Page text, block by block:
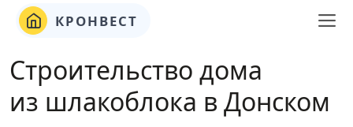
КРОНВЕСТ
Строительство дома
из шлакоблока в Донском